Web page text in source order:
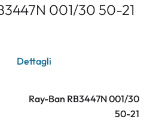
001/30 50-21
Dettagli
Ray-Ban RB3447N 001/30
50-21